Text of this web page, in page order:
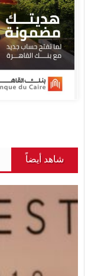
شاهد أيضاً